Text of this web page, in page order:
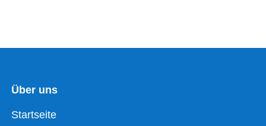
Über uns
Startseite